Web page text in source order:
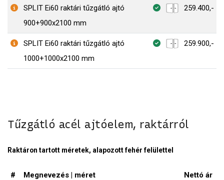
SPLIT Ei60 raktári tűzgátló ajtó
900+900x2100 mm
259.400,-
SPLIT Ei60 raktári tűzgátló ajtó
1000+1000x2100 mm
259.900,-
Tűzgátló acél ajtóelem, raktárról
Raktáron tartott méretek, alapozott fehér felülettel
# Megnevezés | méret Nettó ár